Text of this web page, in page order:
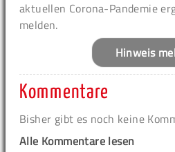
aktuellen Corona-Pandemie
melden.
Hinweis
Kommentare
Bisher gibt es noch keine
Alle Kommentare lesen